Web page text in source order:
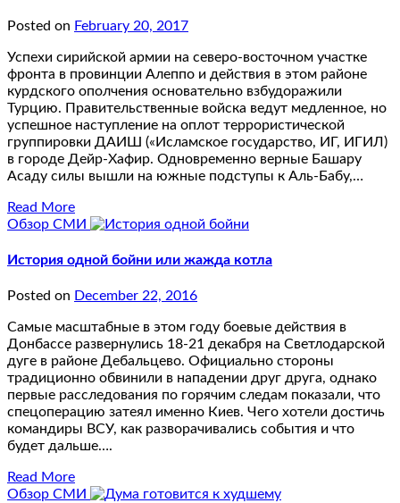
Posted on February 20, 2017
Успехи сирийской армии на северо-восточном участке
фронта в провинции Алеппо и действия в этом районе
курдского ополчения основательно взбудоражили
Турцию. Правительственные войска ведут медленное, но
успешное наступление на оплот террористической
группировки ДАИШ («Исламское государство, ИГ, ИГИЛ)
в городе Дейр-Хафир. Одновременно верные Башару
Асаду силы вышли на южные подступы к Аль-Бабу,…
Read More
Обзор СМИ
История одной бойни или жажда котла
Posted on December 22, 2016
Самые масштабные в этом году боевые действия в
Донбассе развернулись 18-21 декабря на Светлодарской
дуге в районе Дебальцево. Официально стороны
традиционно обвинили в нападении друг друга, однако
первые расследования по горячим следам показали, что
спецоперацию затеял именно Киев. Чего хотели достичь
командиры ВСУ, как разворачивались события и что
будет дальше….
Read More
Обзор СМИ